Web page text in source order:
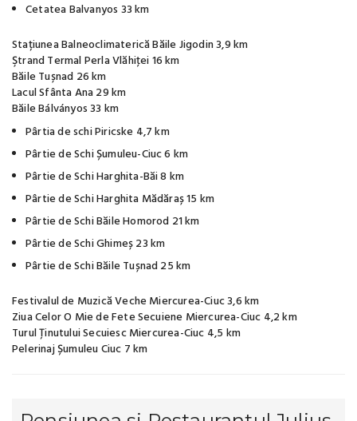
Cetatea Balvanyos 33 km
Stațiunea Balneoclimaterică Băile Jigodin 3,9 km
Ştrand Termal Perla Vlăhiţei 16 km
Băile Tușnad 26 km
Lacul Sfânta Ana 29 km
Băile Bálványos 33 km
Pârtia de schi Piricske 4,7 km
Pârtie de Schi Șumuleu-Ciuc 6 km
Pârtie de Schi Harghita-Băi 8 km
Pârtie de Schi Harghita Mădăraș 15 km
Pârtie de Schi Băile Homorod 21 km
Pârtie de Schi Ghimeș 23 km
Pârtie de Schi Băile Tușnad 25 km
Festivalul de Muzică Veche Miercurea-Ciuc 3,6 km
Ziua Celor O Mie de Fete Secuiene Miercurea-Ciuc 4,2 km
Turul Ținutului Secuiesc Miercurea-Ciuc 4,5 km
Pelerinaj Șumuleu Ciuc 7 km